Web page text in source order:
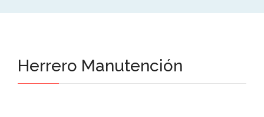
Herrero Manutención